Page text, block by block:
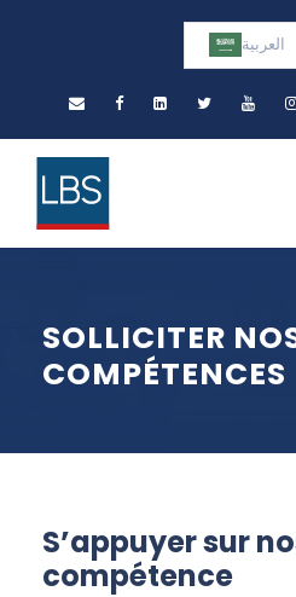
العربية‏
SOLLICITER
COMPÉTENCES
S’appuyer sur
compétence